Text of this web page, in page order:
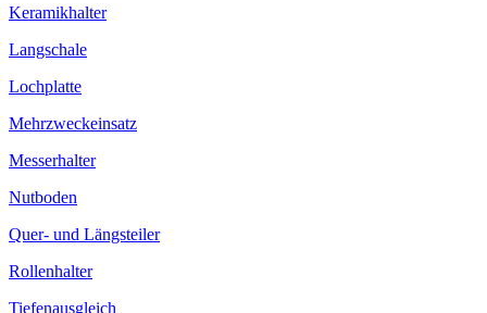
Keramikhalter
Langschale
Lochplatte
Mehrzweckeinsatz
Messerhalter
Nutboden
Quer- und Längsteiler
Rollenhalter
Tiefenausgleich